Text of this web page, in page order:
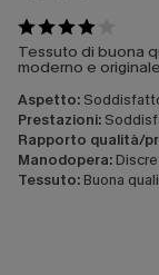
Tessuto di buona
moderno e originale
Aspetto:
Prestazioni:
Rapporto qualità/
Manodopera:
Tessuto: Buona